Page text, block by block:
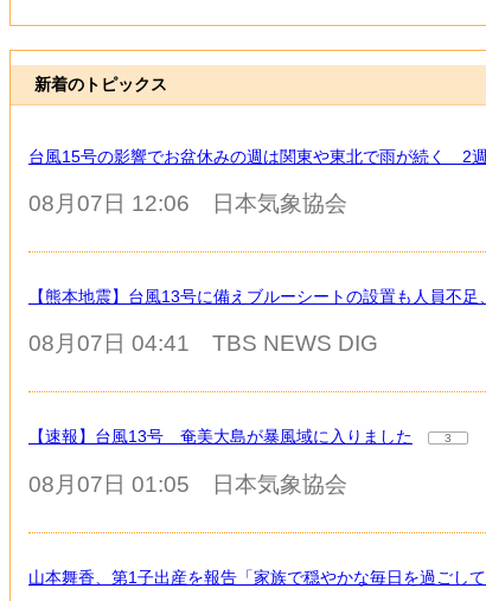
新着のトピックス
台風15号の影響でお盆休みの週は関東や東北で雨が続く 2
08月07日 12:06 日本気象協会
【熊本地震】台風13号に備えブルーシートの設置も人員不
08月07日 04:41 TBS NEWS DIG
【速報】台風13号 奄美大島が暴風域に入りました 3
08月07日 01:05 日本気象協会
山本舞香、第1子出産を報告「家族で穏やかな毎日を過ご